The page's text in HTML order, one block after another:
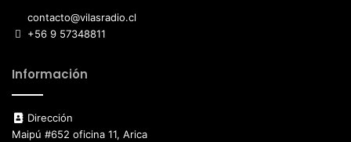
contacto@vilasradio.cl
+56 9 57348811
Información
Dirección
Maipú #652 oficina 11, Arica